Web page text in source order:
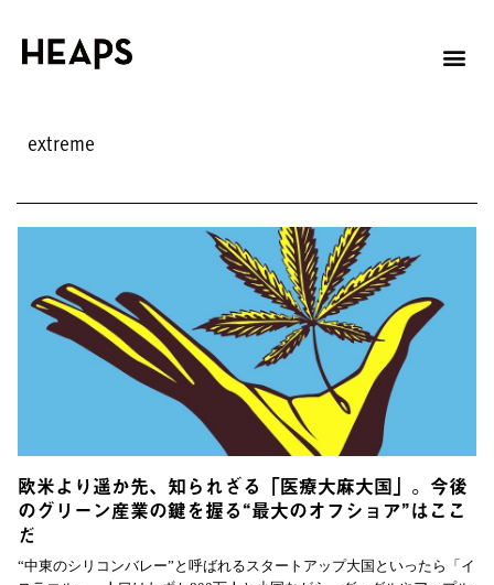
extreme
欧米より遥か先、知られざる「医療大麻大国」。今後
のグリーン産業の鍵を握る“最大のオフショア”はここ
だ
“中東のシリコンバレー”と呼ばれるスタートアップ大国といったら「イ